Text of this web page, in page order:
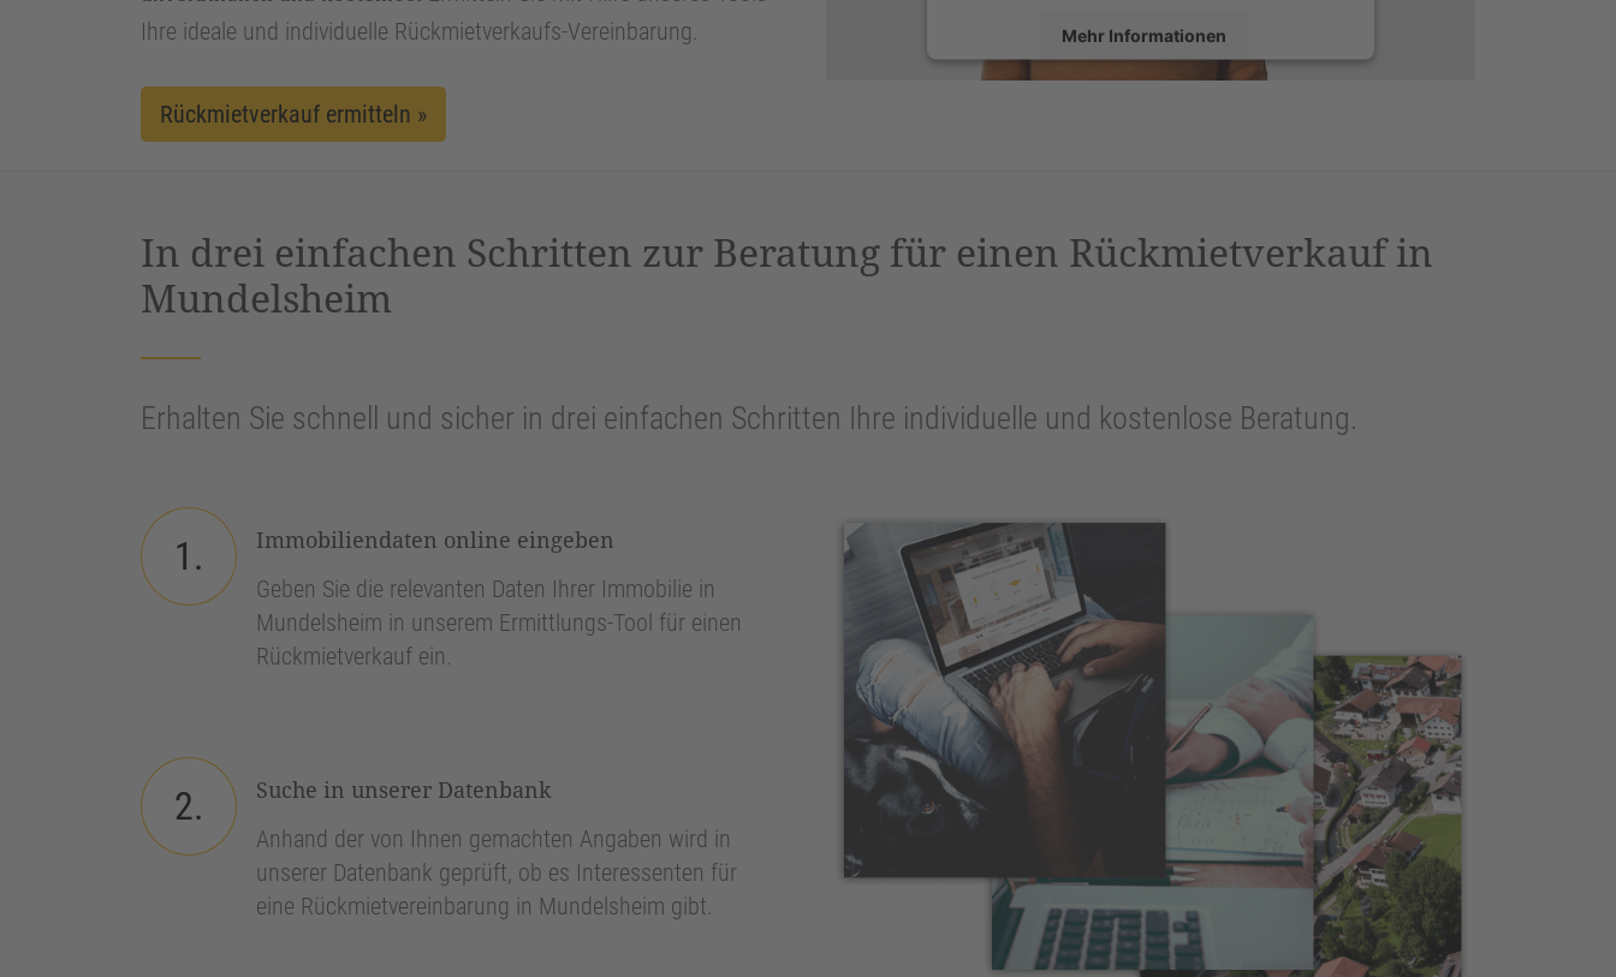
Ihre ideale und individuelle Rückmietverkaufs-Vereinbarung.
Rückmietverkauf ermitteln »
Mehr Informationen
In drei einfachen Schritten zur Beratung für einen Rückmietverkauf in
Mundelsheim
Erhalten Sie schnell und sicher in drei einfachen Schritten Ihre individuelle und kostenlose Beratung.
1.
Immobiliendaten online eingeben
Geben Sie die relevanten Daten Ihrer Immobilie in
Mundelsheim in unserem Ermittlungs-Tool für einen
Rückmietverkauf ein.
2.
Suche in unserer Datenbank
Anhand der von Ihnen gemachten Angaben wird in
unserer Datenbank geprüft, ob es Interessenten für
eine Rückmietvereinbarung in Mundelsheim gibt.